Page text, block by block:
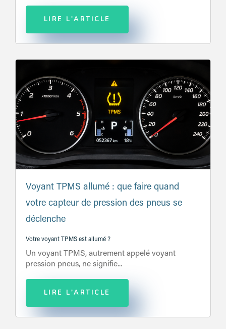
LIRE L'ARTICLE
Voyant TPMS allumé : que faire quand
votre capteur de pression des pneus se
déclenche
Votre voyant TPMS est allumé ?
Un voyant TPMS, autrement appelé voyant
pression pneus, ne signifie...
LIRE L'ARTICLE